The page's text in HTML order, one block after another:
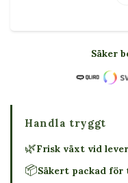
Säker
Handla tryggt
🌿Frisk växt vid
📦Säkert packad